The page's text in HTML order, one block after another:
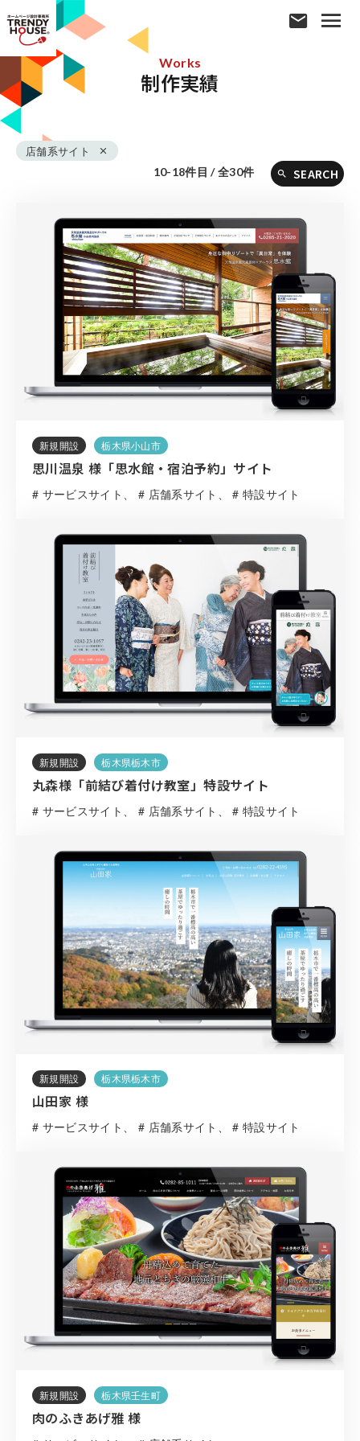
Works
制作実績
店舗系サイト
10-18件目 / 全30件 SEARCH
新規開設 栃木県小山市
思川温泉 様「思水館・宿泊予約」サイト
# サービスサイト # 店舗系サイト # 特設サイト
新規開設 栃木県栃木市
丸森様「前結び着付け教室」特設サイト
# サービスサイト # 店舗系サイト # 特設サイト
新規開設 栃木県栃木市
山田家 様
# サービスサイト # 店舗系サイト # 特設サイト
新規開設 栃木県壬生町
肉のふきあげ雅 様